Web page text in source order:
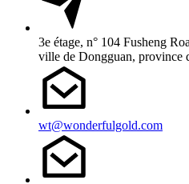
3e étage, n° 104 Fusheng
ville de Dongguan, province
wt@wonderfulgold.com